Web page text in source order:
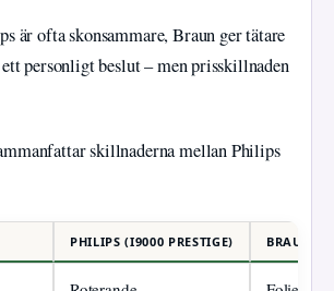
är ofta skonsammare, Braun ger tätare
personligt beslut – men prisskillnaden
skillnaderna mellan Philips
PHILIPS (I9000 PRESTIGE) BRAUN